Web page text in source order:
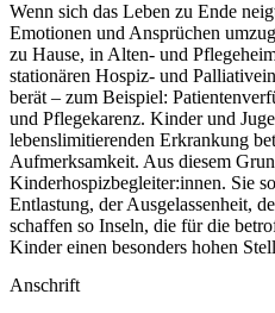
Wenn sich das Leben zu Ende
Emotionen und Ansprüchen
zu Hause, in Alten- und
stationären Hospiz- und
berät – zum Beispiel:
und Pflegekarenz. Kinder und
lebenslimitierenden Erkrankung
Aufmerksamkeit. Aus diesem
Kinderhospizbegleiter:innen. Sie
Entlastung, der Ausgelassenheit,
schaffen so Inseln, die für die
Kinder einen besonders hohen
Anschrift